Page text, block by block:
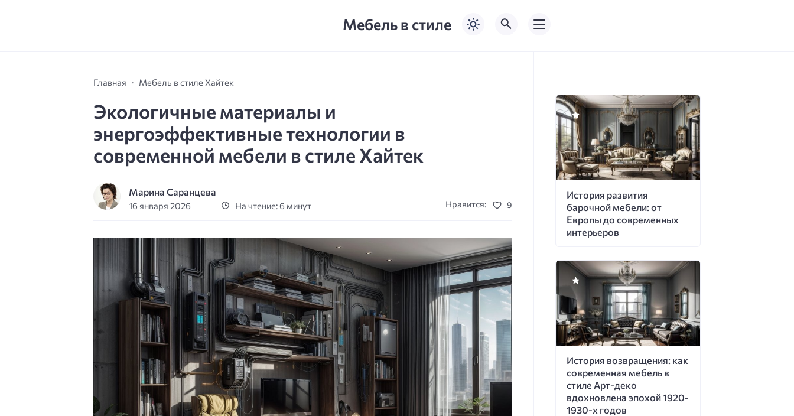
Мебель в стиле
Главная Мебель в стиле Хайтек
Экологичные материалы и
энергоэффективные технологии в
современной мебели в стиле Хайтек
Марина Саранцева
16 января 2026 На чтение: 6 минут Нравится: 9
История развития
барочной мебели: от
Европы до современных
интерьеров
История возвращения: как
современная мебель в
стиле Арт-деко
вдохновлена эпохой 1920-
1930-х годов